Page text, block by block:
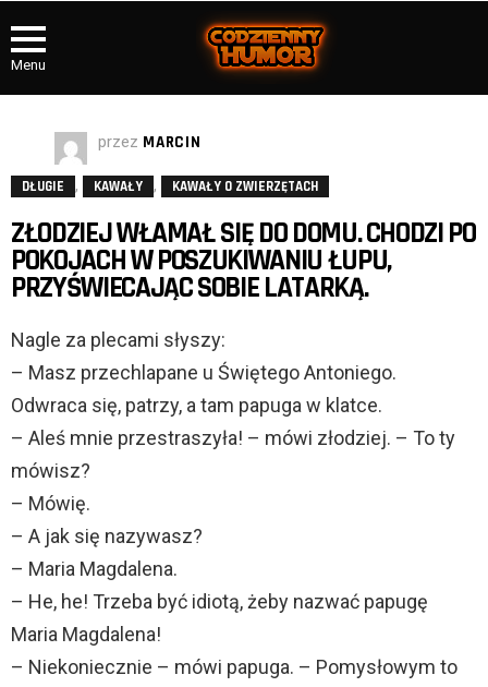
Menu
przez MARCIN
DŁUGIE , KAWAŁY , KAWAŁY O ZWIERZĘTACH
ZŁODZIEJ WŁAMAŁ SIĘ DO DOMU. CHODZI PO
POKOJACH W POSZUKIWANIU ŁUPU,
PRZYŚWIECAJĄC SOBIE LATARKĄ.
Nagle za plecami słyszy:
– Masz przechlapane u Świętego Antoniego.
Odwraca się, patrzy, a tam papuga w klatce.
– Aleś mnie przestraszyła! – mówi złodziej. – To ty
mówisz?
– Mówię.
– A jak się nazywasz?
– Maria Magdalena.
– He, he! Trzeba być idiotą, żeby nazwać papugę
Maria Magdalena!
– Niekoniecznie – mówi papuga. – Pomysłowym to